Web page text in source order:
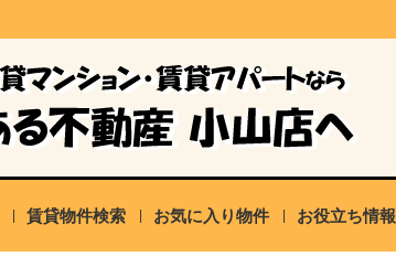
賃貸物件検索 お気に入り物件 お役立ち情報